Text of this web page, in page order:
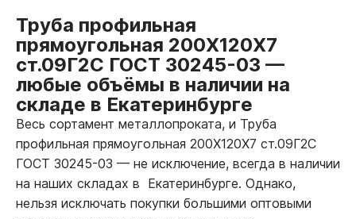
Труба профильная
прямоугольная 200Х120Х7
ст.09Г2С ГОСТ 30245-03 —
любые объёмы в наличии на
складе в Екатеринбурге
Весь сортамент металлопроката, и Труба
профильная прямоугольная 200Х120Х7 ст.09Г2С
ГОСТ 30245-03 — не исключение, всегда в наличии
на наших складах в Екатеринбурге. Однако,
нельзя исключать покупки большими оптовыми